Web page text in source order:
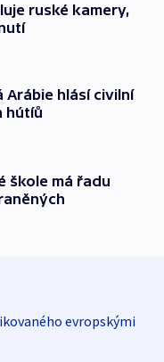
ruské kamery,
Arábie hlásí civilní
hútíů
škole má řadu
evropskými